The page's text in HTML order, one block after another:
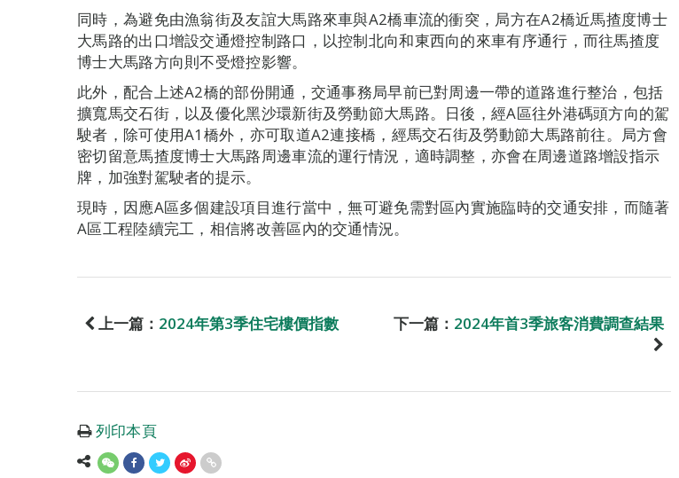
同時，為避免由漁翁街及友誼大馬路來車與A2橋車流的衝突，局方在A2橋近馬揸度博士
大馬路的出口增設交通燈控制路口，以控制北向和東西向的來車有序通行，而往馬揸度
博士大馬路方向則不受燈控影響。
此外，配合上述A2橋的部份開通，交通事務局早前已對周邊一帶的道路進行整治，包括
擴寬馬交石街，以及優化黑沙環新街及勞動節大馬路。日後，經A區往外港碼頭方向的駕
駛者，除可使用A1橋外，亦可取道A2連接橋，經馬交石街及勞動節大馬路前往。局方會
密切留意馬揸度博士大馬路周邊車流的運行情況，適時調整，亦會在周邊道路增設指示
牌，加強對駕駛者的提示。
現時，因應A區多個建設項目進行當中，無可避免需對區內實施臨時的交通安排，而隨著
A區工程陸續完工，相信將改善區內的交通情況。
上一篇： 2024年第3季住宅樓價指數 下一篇： 2024年首3季旅客消費調查結果
列印本頁